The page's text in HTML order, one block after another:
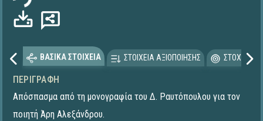
ΒΑΣΙΚΑ ΣΤΟΙΧΕΙΑ ΣΤΟΙΧΕΙΑ ΑΞΙΟΠΟΙΗΣΗΣ
ΠΕΡΙΓΡΑΦΉ
Απόσπασμα από τη μονογραφία του Δ. Ραυτόπουλου για τον
ποιητή Άρη Αλεξάνδρου.